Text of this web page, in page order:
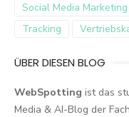
Social Media Marketing
Tracking
ÜBER DIESEN BLOG
WebSpotting ist das
Media & AI-Blog der